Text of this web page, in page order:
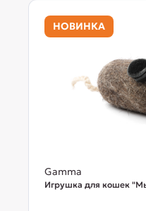
НОВИНКА
Gamma
Игрушка для кошек